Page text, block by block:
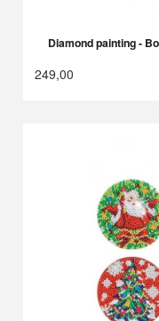
Diamond painting -
249,00